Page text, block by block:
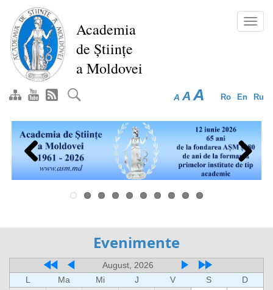
Перейти
основному
содержанию
Academia
de Științe
a Moldovei
Ro En Ru
A A A
Previous Next
Evenimente
August, 2026
L
Ma Mi J V S
D